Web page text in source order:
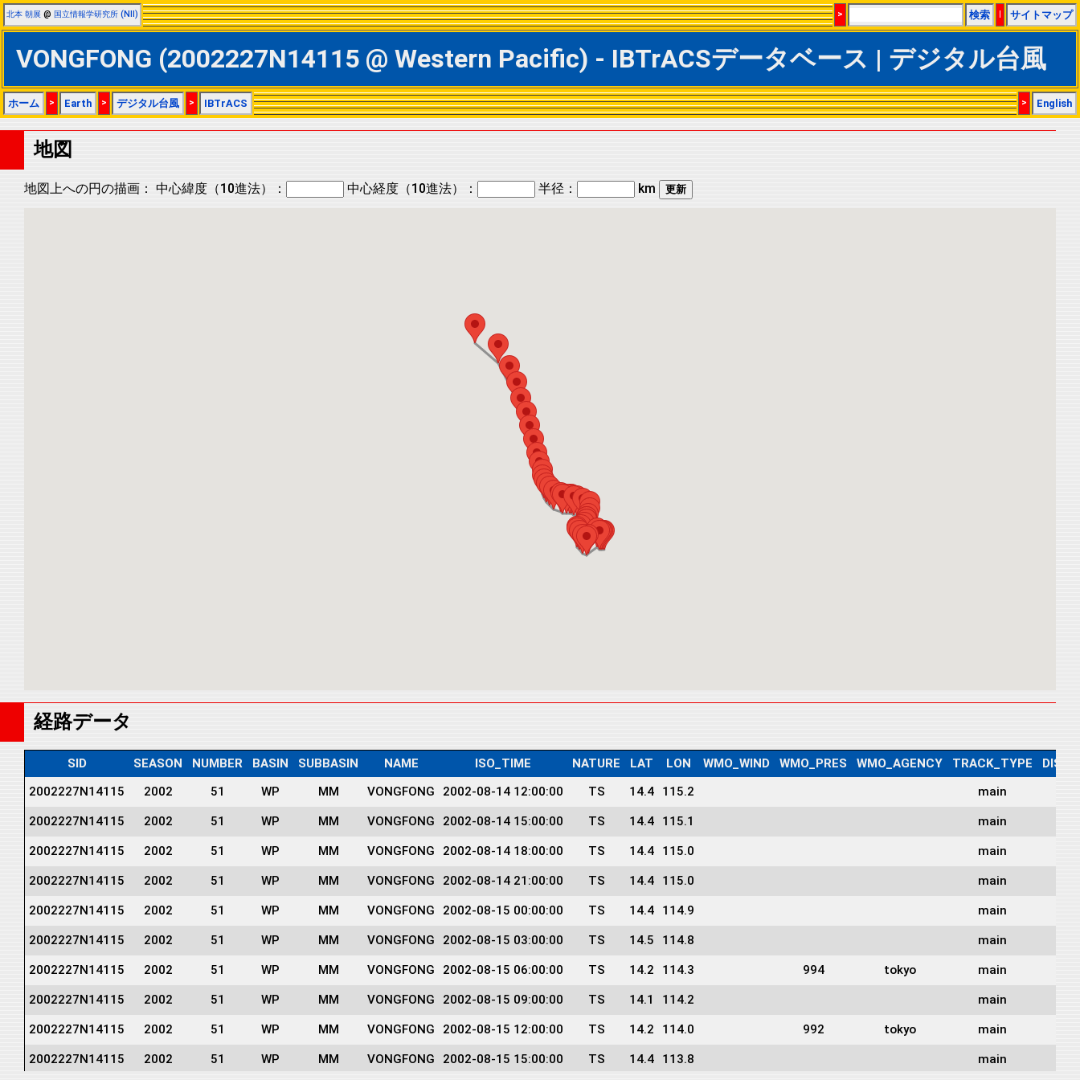
北本 朝展 @ 国立情報学研究所 (NII) > 検索 | サイトマップ
VONGFONG (2002227N14115 @ Western Pacific) - IBTrACSデータベース | デジタル台風
ホーム > Earth > デジタル台風 > IBTrACS > English
地図
地図上への円の描画： 中心緯度（10進法）： 中心経度（10進法）： 半径： km
経路データ
SID SEASON NUMBER BASIN SUBBASIN NAME ISO_TIME NATURE LAT LON WMO_WIND WMO_PRES WMO_AGENCY TRACK_TYPE
2002227N14115
2002 51 WP MM VONGFONG 2002-08-14 12:00:00 TS 14.4 115.2 main
2002227N14115 2002 51 WP MM VONGFONG 2002-08-14 15:00:00 TS 14.4 115.1 main
2002227N14115 2002 51 WP MM VONGFONG 2002-08-14 18:00:00 TS 14.4 115.0 main
2002227N14115 2002 51 WP MM VONGFONG 2002-08-14 21:00:00 TS 14.4 115.0 main
2002227N14115 2002 51 WP MM VONGFONG 2002-08-15 00:00:00 TS 14.4 114.9 main
2002227N14115 2002 51 WP MM VONGFONG 2002-08-15 03:00:00 TS 14.5 114.8 main
2002227N14115 2002 51 WP MM VONGFONG 2002-08-15 06:00:00 TS 14.2 114.3 994 tokyo main
2002227N14115 2002 51 WP MM VONGFONG 2002-08-15 09:00:00 TS 14.1 114.2 main
2002227N14115 2002 51 WP MM VONGFONG 2002-08-15 12:00:00 TS 14.2 114.0 992 tokyo main
2002227N14115 2002 51 WP MM VONGFONG 2002-08-15 15:00:00 TS 14.4 113.8 main